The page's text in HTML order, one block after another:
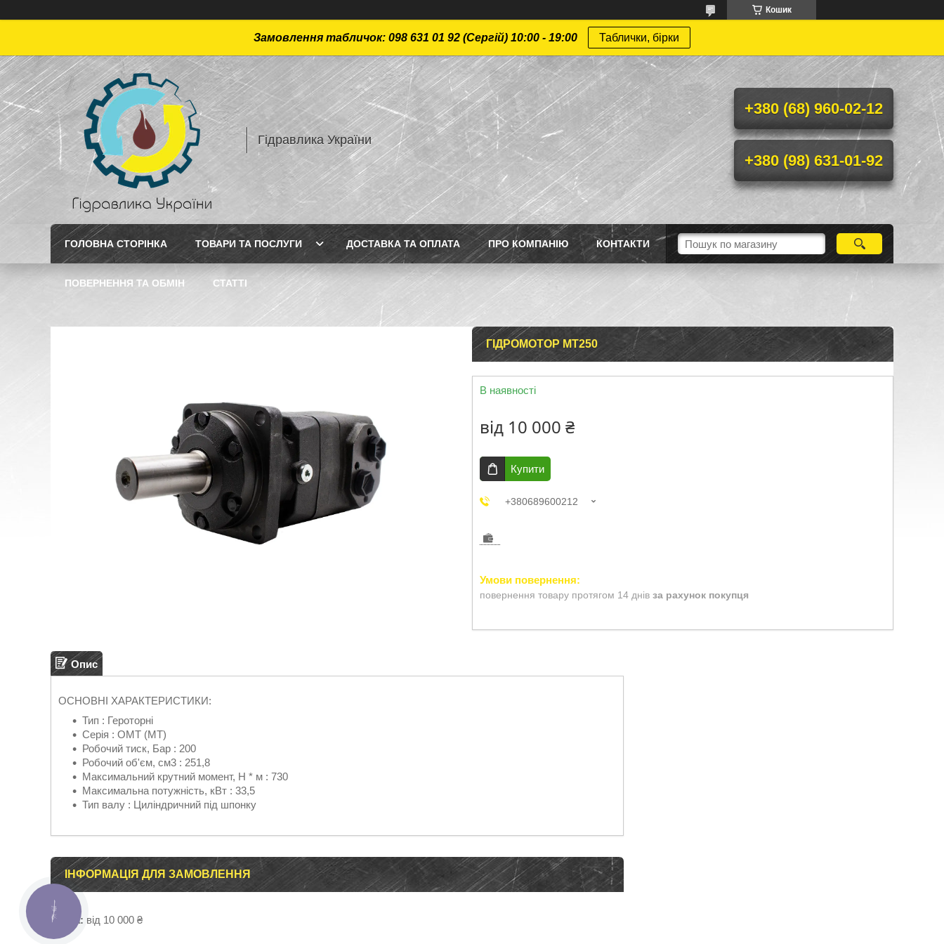
Кошик
Замовлення табличок: 098 631 01 92 (Сергій) 10:00 - 19:00 Таблички, бірки
Гідравлика України
+380 (68) 960-02-12
+380 (98) 631-01-92
ГОЛОВНА СТОРІНКА ТОВАРИ ТА ПОСЛУГИ ДОСТАВКА ТА ОПЛАТА ПРО КОМПАНІЮ КОНТАКТИ
ПОВЕРНЕННЯ ТА ОБМІН СТАТТI
ГІДРОМОТОР MТ250
В наявності
від 10 000 ₴
Купити
+380689600212
повернення товару протягом 14 днів за рахунок покупця
Опис
ОСНОВНІ ХАРАКТЕРИСТИКИ:
Тип : Героторні
Серія : ОМТ (МТ)
Робочий тиск, Бар : 200
Робочий об'єм, см3 : 251,8
Максимальний крутний момент, Н * м : 730
Максимальна потужність, кВт : 33,5
Тип валу : Циліндричний під шпонку
ІНФОРМАЦІЯ ДЛЯ ЗАМОВЛЕННЯ
Ціна: від 10 000 ₴
КНОПКА
ЗВ'ЯЗКУ